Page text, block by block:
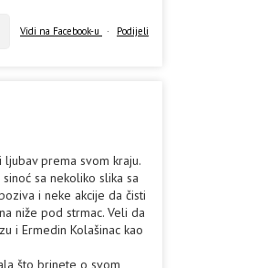
Vidi na Facebook-u · Podijeli
prema svom kraju.
sa nekoliko slika sa
i neke akcije da čisti
niže pod strmac. Veli da
i Ermedin Kolašinac kao
što brinete o svom